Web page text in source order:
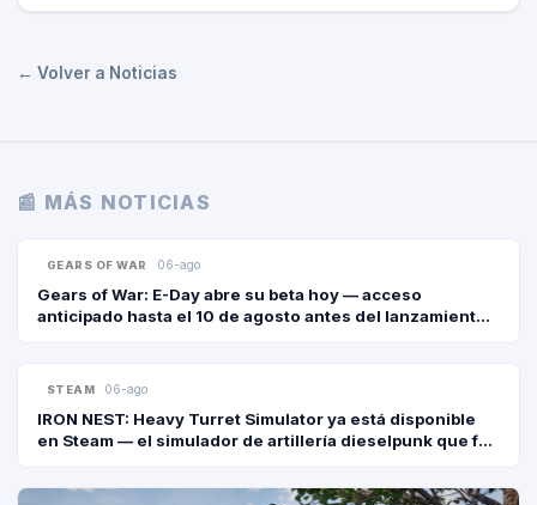
← Volver a Noticias
📰 MÁS NOTICIAS
GEARS OF WAR 06-ago
Gears of War: E-Day abre su beta hoy — acceso
anticipado hasta el 10 de agosto antes del lanzamiento
STEAM 06-ago
IRON NEST: Heavy Turret Simulator ya está disponible
en Steam — el simulador de artillería dieselpunk que fue